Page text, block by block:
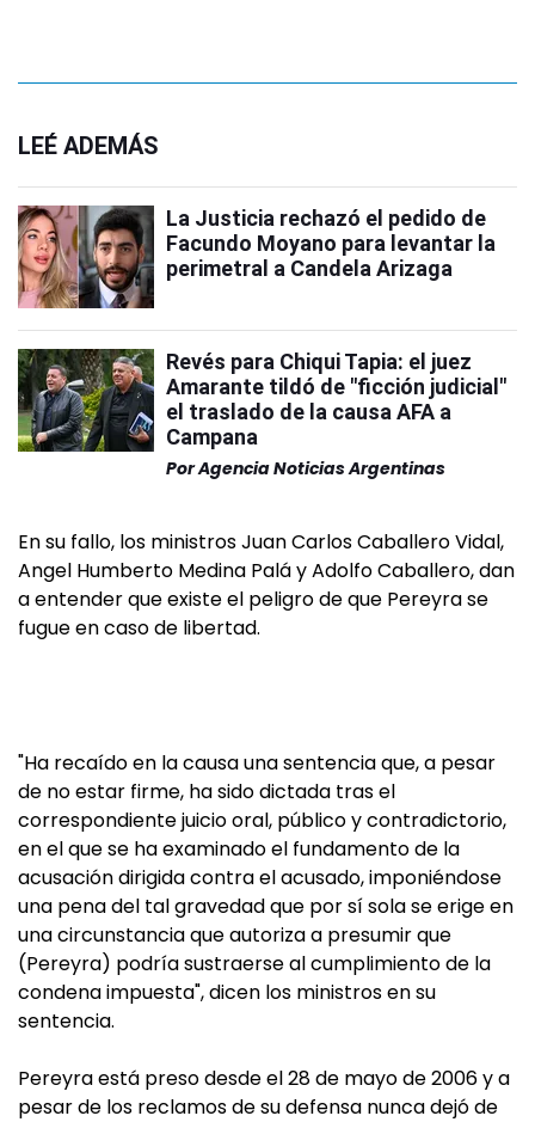
LEÉ ADEMÁS
La Justicia rechazó el pedido de
Facundo Moyano para levantar la
perimetral a Candela Arizaga
Revés para Chiqui Tapia: el juez
Amarante tildó de "ficción judicial"
el traslado de la causa AFA a
Campana
PorAgencia Noticias Argentinas
En su fallo, los ministros Juan Carlos Caballero Vidal,
Angel Humberto Medina Palá y Adolfo Caballero, dan
a entender que existe el peligro de que Pereyra se
fugue en caso de libertad.
"Ha recaído en la causa una sentencia que, a pesar
de no estar firme, ha sido dictada tras el
correspondiente juicio oral, público y contradictorio,
en el que se ha examinado el fundamento de la
acusación dirigida contra el acusado, imponiéndose
una pena del tal gravedad que por sí sola se erige en
una circunstancia que autoriza a presumir que
(Pereyra) podría sustraerse al cumplimiento de la
condena impuesta", dicen los ministros en su
sentencia.
Pereyra está preso desde el 28 de mayo de 2006 y a
pesar de los reclamos de su defensa nunca dejó de